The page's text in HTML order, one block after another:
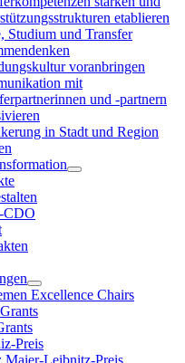
etablieren
Studium und Transfer
voranbringen
mit
und -partnern
in Stadt und Region
CDO
Excellence Chairs
Preis
Maier-Leibnitz-Preis